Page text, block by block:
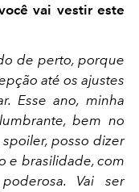
vai vestir este
de perto, porque
até os ajustes
Esse ano, minha
bem no
posso dizer
e brasilidade, com
Vai ser